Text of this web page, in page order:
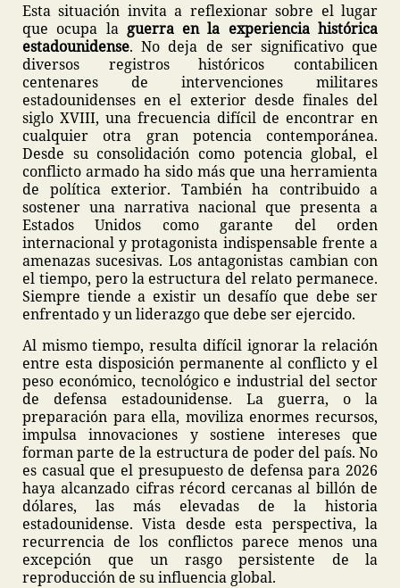
Esta situación invita a reflexionar sobre el lugar
que ocupa la guerra en la experiencia histórica
estadounidense. No deja de ser significativo que
diversos registros históricos contabilicen
centenares de intervenciones militares
estadounidenses en el exterior desde finales del
siglo XVIII, una frecuencia difícil de encontrar en
cualquier otra gran potencia contemporánea.
Desde su consolidación como potencia global, el
conflicto armado ha sido más que una herramienta
de política exterior. También ha contribuido a
sostener una narrativa nacional que presenta a
Estados Unidos como garante del orden
internacional y protagonista indispensable frente a
amenazas sucesivas. Los antagonistas cambian con
el tiempo, pero la estructura del relato permanece.
Siempre tiende a existir un desafío que debe ser
enfrentado y un liderazgo que debe ser ejercido.
Al mismo tiempo, resulta difícil ignorar la relación
entre esta disposición permanente al conflicto y el
peso económico, tecnológico e industrial del sector
de defensa estadounidense. La guerra, o la
preparación para ella, moviliza enormes recursos,
impulsa innovaciones y sostiene intereses que
forman parte de la estructura de poder del país. No
es casual que el presupuesto de defensa para 2026
haya alcanzado cifras récord cercanas al billón de
dólares, las más elevadas de la historia
estadounidense. Vista desde esta perspectiva, la
recurrencia de los conflictos parece menos una
excepción que un rasgo persistente de la
reproducción de su influencia global.